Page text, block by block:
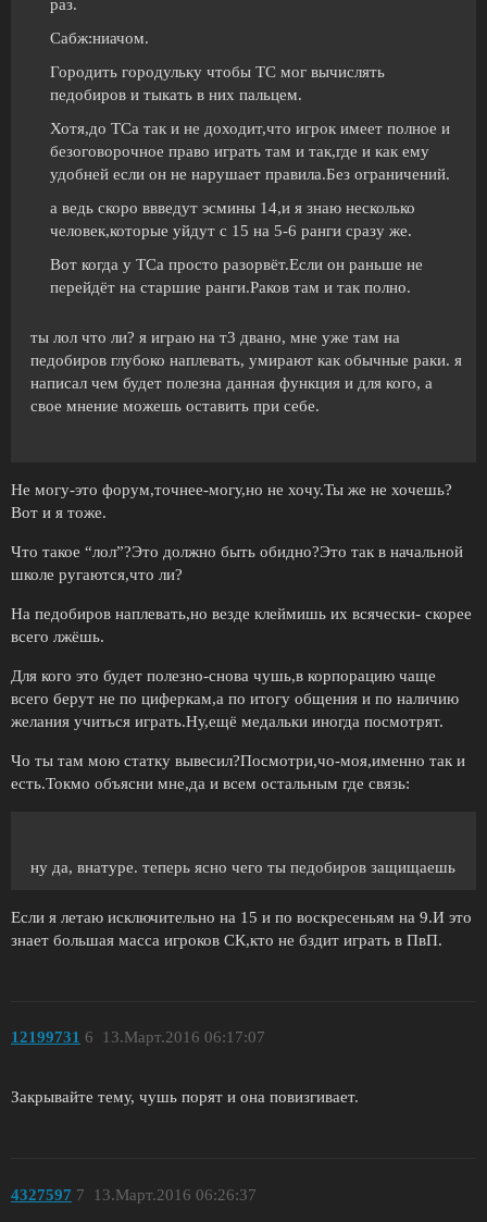
раз.
Сабж:ниачом.
Городить городульку чтобы ТС мог вычислять
педобиров и тыкать в них пальцем.
Хотя,до ТСа так и не доходит,что игрок имеет полное и
безоговорочное право играть там и так,где и как ему
удобней если он не нарушает правила.Без ограничений.
а ведь скоро ввведут эсмины 14,и я знаю несколько
человек,которые уйдут с 15 на 5-6 ранги сразу же.
Вот когда у ТСа просто разорвёт.Если он раньше не
перейдёт на старшие ранги.Раков там и так полно.
ты лол что ли? я играю на т3 двано, мне уже там на
педобиров глубоко наплевать, умирают как обычные раки. я
написал чем будет полезна данная функция и для кого, а
свое мнение можешь оставить при себе.
Не могу-это форум,точнее-могу,но не хочу.Ты же не хочешь?
Вот и я тоже.
Что такое “лол”?Это должно быть обидно?Это так в начальной
школе ругаются,что ли?
На педобиров наплевать,но везде клеймишь их всячески- скорее
всего лжёшь.
Для кого это будет полезно-снова чушь,в корпорацию чаще
всего берут не по циферкам,а по итогу общения и по наличию
желания учиться играть.Ну,ещё медальки иногда посмотрят.
Чо ты там мою статку вывесил?Посмотри,чо-моя,именно так и
есть.Токмо объясни мне,да и всем остальным где связь:
ну да, внатуре. теперь ясно чего ты педобиров защищаешь
Если я летаю исключительно на 15 и по воскресеньям на 9.И это
знает большая масса игроков СК,кто не бздит играть в ПвП.
12199731 13.Март.2016 06:17:07
6
Закрывайте тему, чушь порят и она повизгивает.
4327597 13.Март.2016 06:26:37
7